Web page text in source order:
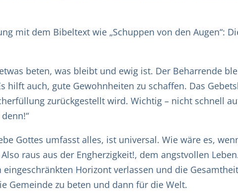
mit dem Bibeltext wie „Schuppen von den Augen“:
beten, was bleibt und ewig ist. Der Beharrende
hilft auch, gute Gewohnheiten zu schaffen. Das
zurückgestellt wird. Wichtig – nicht schnell
Gottes umfasst alles, ist universal. Wie wäre es,
raus aus der Engherzigkeit!, dem angstvollen
eingeschränkten Horizont verlassen und die
Gemeinde zu beten und dann für die Welt.